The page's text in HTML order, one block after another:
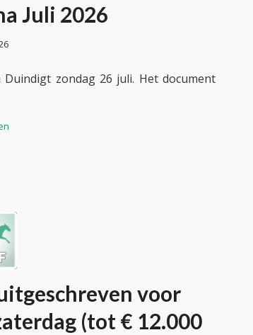
Juli 2026
zondag 26 juli. Het document
voor
(tot € 12.000